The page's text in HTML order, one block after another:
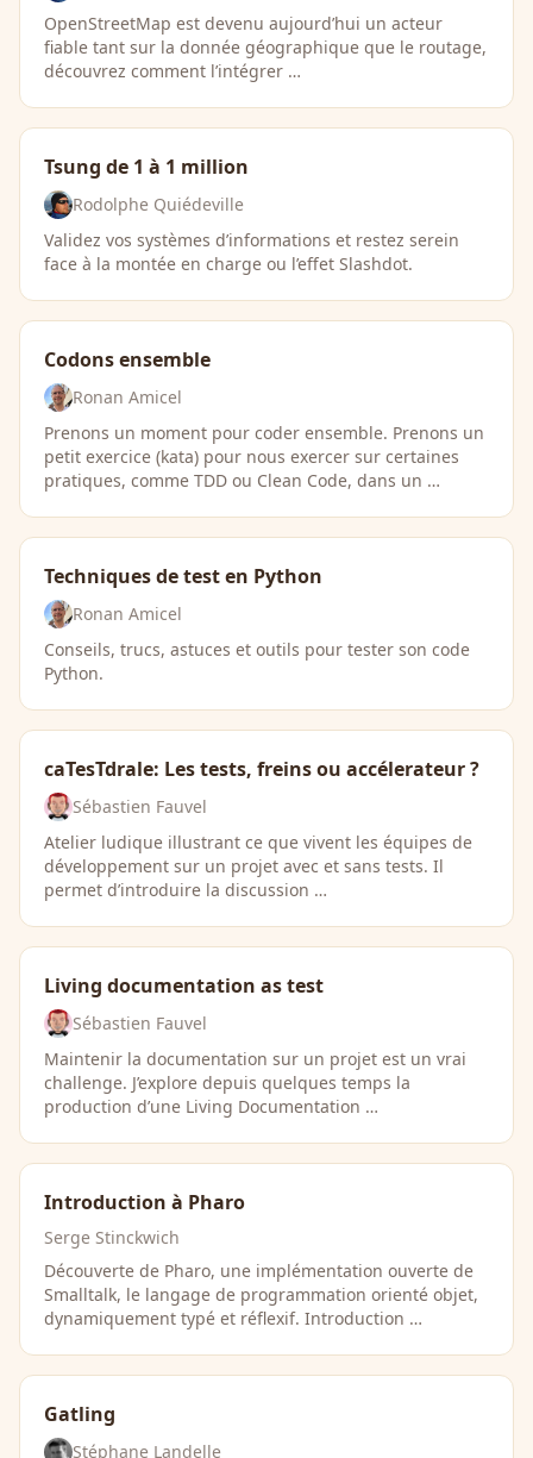
OpenStreetMap est devenu aujourd’hui un acteur
fiable tant sur la donnée géographique que le routage,
découvrez comment l’intégrer …
Tsung de 1 à 1 million
Rodolphe Quiédeville
Validez vos systèmes d’informations et restez serein
face à la montée en charge ou l’effet Slashdot.
Codons ensemble
Ronan Amicel
Prenons un moment pour coder ensemble. Prenons un
petit exercice (kata) pour nous exercer sur certaines
pratiques, comme TDD ou Clean Code, dans un …
Techniques de test en Python
Ronan Amicel
Conseils, trucs, astuces et outils pour tester son code
Python.
caTesTdrale: Les tests, freins ou accélerateur ?
Sébastien Fauvel
Atelier ludique illustrant ce que vivent les équipes de
développement sur un projet avec et sans tests. Il
permet d’introduire la discussion …
Living documentation as test
Sébastien Fauvel
Maintenir la documentation sur un projet est un vrai
challenge. J’explore depuis quelques temps la
production d’une Living Documentation …
Introduction à Pharo
Serge Stinckwich
Découverte de Pharo, une implémentation ouverte de
Smalltalk, le langage de programmation orienté objet,
dynamiquement typé et réflexif. Introduction …
Gatling
Stéphane Landelle